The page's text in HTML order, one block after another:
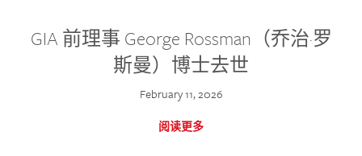
GIA 前理事 George Rossman（乔治·罗
斯曼）博士去世
February 11, 2026
阅读更多